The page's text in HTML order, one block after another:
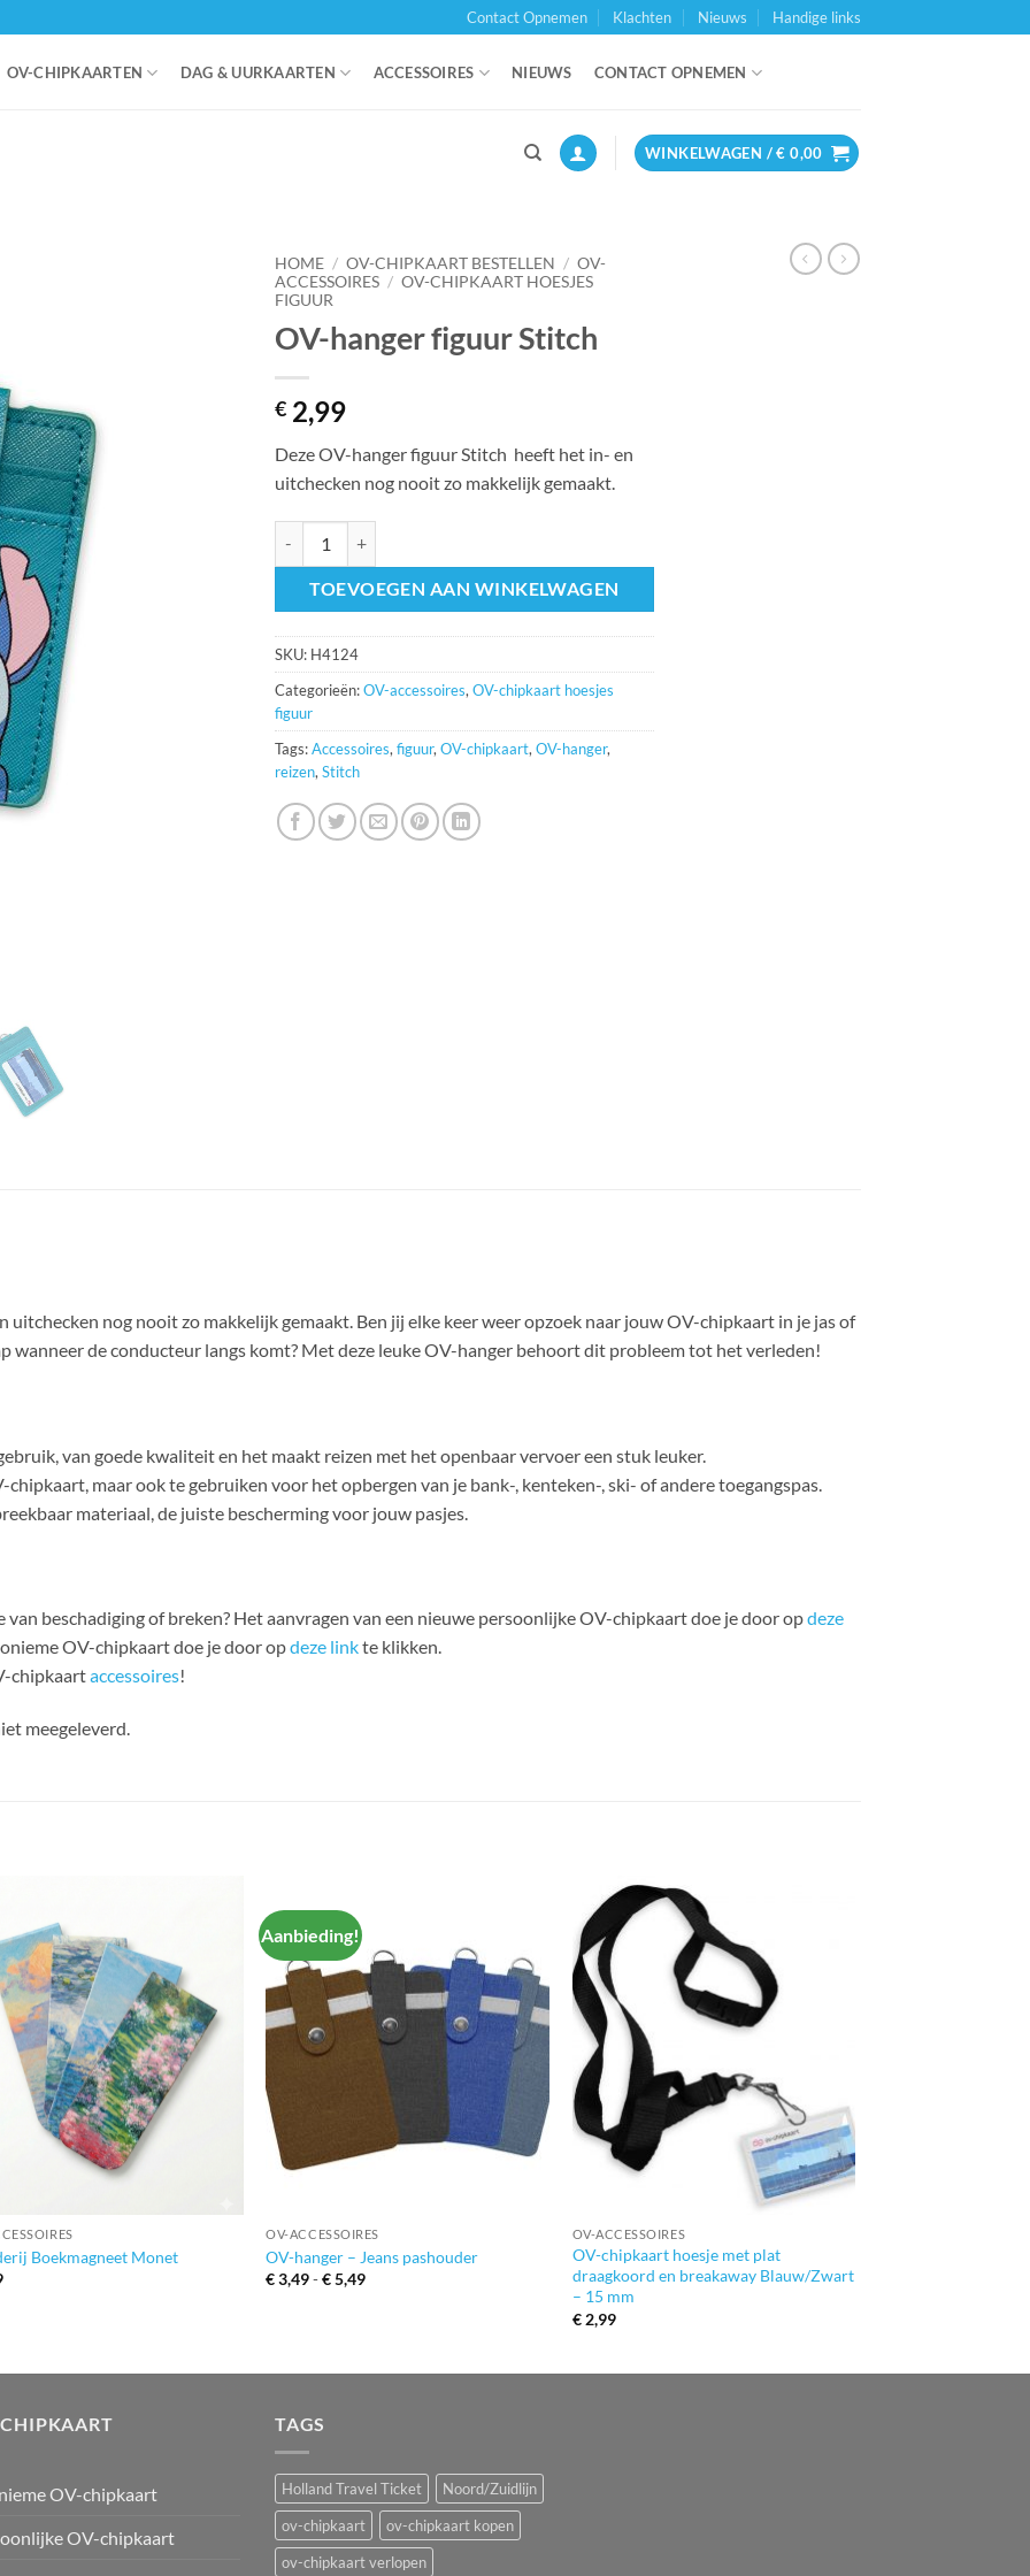
Contact Opnemen Klachten Nieuws Handige links
OV-CHIPKAARTEN DAG & UURKAARTEN ACCESSOIRES NIEUWS CONTACT OPNEMEN
WINKELWAGEN /€ 0,00
HOME / OV-CHIPKAART BESTELLEN / OV-
ACCESSOIRES / OV-CHIPKAART HOESJES
FIGUUR
OV-hanger figuur Stitch
€ 2,99
Deze OV-hanger figuur Stitch heeft het in- en
uitchecken nog nooit zo makkelijk gemaakt.
TOEVOEGEN AAN WINKELWAGEN
SKU: H4124
Categorieën:OV-accessoires, OV-chipkaart hoesjes
figuur
Tags:Accessoires, figuur, OV-chipkaart, OV-hanger,
reizen, Stitch
nog nooit zo makkelijk gemaakt. Ben jij elke keer weer opzoek naar jouw OV-chipkaart in je jas of
wanneer de conducteur langs komt? Met deze leuke OV-hanger behoort dit probleem tot het verleden!
van goede kwaliteit en het maakt reizen met het openbaar vervoer een stuk leuker.
maar ook te gebruiken voor het opbergen van je bank-, kenteken-, ski- of andere toegangspas.
materiaal, de juiste bescherming voor jouw pasjes.
van beschadiging of breken? Het aanvragen van een nieuwe persoonlijke OV-chipkaart doe je door opdeze
OV-chipkaart doe je door opdeze linkte klikken.
chipkaartaccessoires!
meegeleverd.
Boekmagneet Monet
Aanbieding!
OV-ACCESSOIRES
OV-hanger – Jeans pashouder
€3,49-€5,49Prijsklasse:
OV-ACCESSOIRES
OV-chipkaart hoesje met plat
draagkoord en breakaway Blauw/Zwart
– 15 mm
€2,99
OV-chipkaart
OV-chipkaart
TAGS
Holland Travel Ticket
Noord/Zuidlijn
ov-chipkaart
ov-chipkaart kopen
ov-chipkaart verlopen